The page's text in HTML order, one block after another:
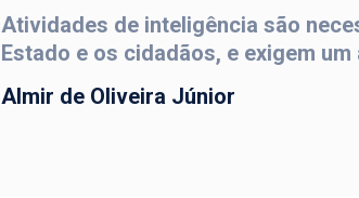
Atividades de inteligência são
Estado e os cidadãos, e exigem
Almir de Oliveira Júnior